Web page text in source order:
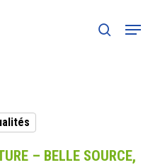
search
Menu
– BELLE SOURCE,